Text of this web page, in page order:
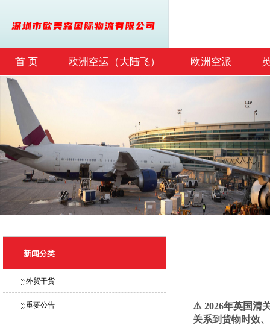
首 页 欧洲空运（大陆飞） 欧洲空派
联系我们
新闻分类
外贸干货
重要公告
⚠️ 2026年英国清
关系到货物时效